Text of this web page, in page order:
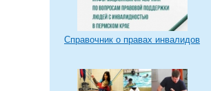
Справочник о правах инвалидов